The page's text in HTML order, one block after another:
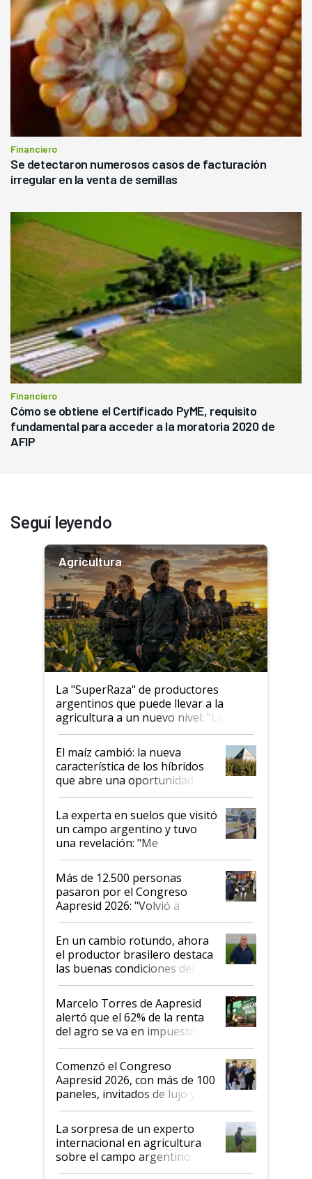
Financiero
Se detectaron numerosos casos de facturación
irregular en la venta de semillas
Financiero
Cómo se obtiene el Certificado PyME, requisito
fundamental para acceder a la moratoria 2020 de
AFIP
Seguí leyendo
Agricultura
La "SuperRaza" de productores
argentinos que puede llevar a la
agricultura a un nuevo nivel: "Las
posibilidades de crecimiento son
infinitas"
El maíz cambió: la nueva
característica de los híbridos
que abre una oportunidad en
el lote
La experta en suelos que visitó
un campo argentino y tuvo
una revelación: "Me
impresionó mucho"
Más de 12.500 personas
pasaron por el Congreso
Aapresid 2026: "Volvió a
demostrar que hablar del
suelo es hablar de todo el
sistema productivo"
En un cambio rotundo, ahora
el productor brasilero destaca
las buenas condiciones del
agro argentino para invertir:
"Los veo más motivados"
Marcelo Torres de Aapresid
alertó que el 62% de la renta
del agro se va en impuestos:
"No es bueno que en
Argentina se sigan discutiendo
las mismas cosas de hace 50
años"
Comenzó el Congreso
Aapresid 2026, con más de 100
paneles, invitados de lujo y
todas las tendencias
La sorpresa de un experto
internacional en agricultura
sobre el campo argentino:
"Estoy muy impresionado"